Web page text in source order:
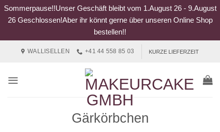
Sommerpause!!Unser Geschäft bleibt vom 1.August 26 - 9.August
26 Geschlossen!Aber ihr könnt gerne über unseren Online Shop
bestellen!!
WALLISELLEN +41 44 558 85 03 KURZE LIEFERZEIT
Gärkörbchen